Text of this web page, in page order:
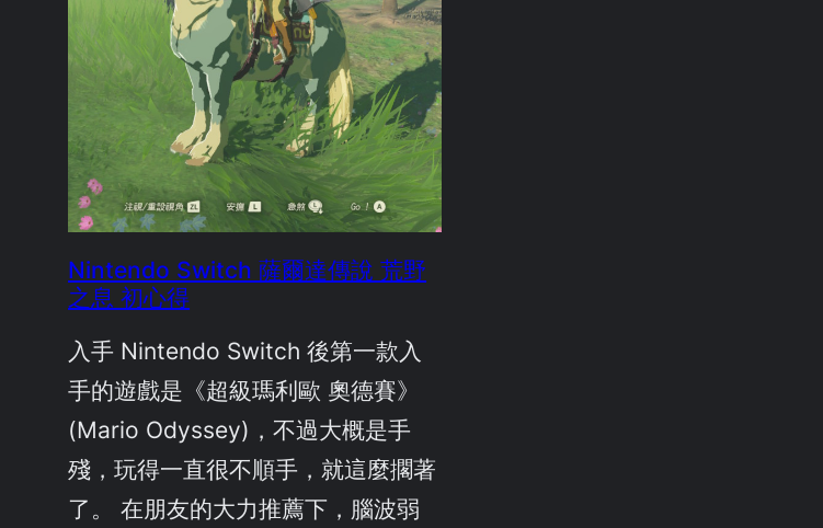
Nintendo Switch 薩爾達傳說 荒野
之息 初心得
入手 Nintendo Switch 後第一款入
手的遊戲是《超級瑪利歐 奧德賽》
(Mario Odyssey)，不過大概是手
殘，玩得一直很不順手，就這麼擱著
了。 在朋友的大力推薦下，腦波弱